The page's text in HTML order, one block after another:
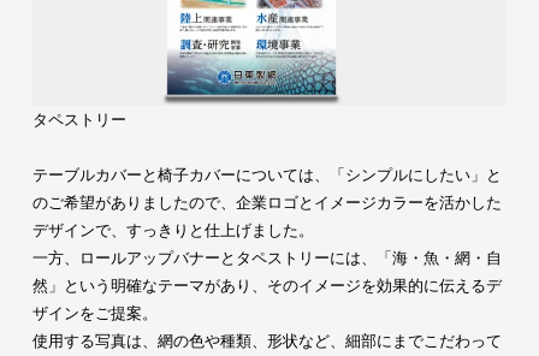
タペストリー
テーブルカバーと椅子カバーについては、「シンプルにしたい」と
のご希望がありましたので、企業ロゴとイメージカラーを活かした
デザインで、すっきりと仕上げました。
一方、ロールアップバナーとタペストリーには、「海・魚・網・自
然」という明確なテーマがあり、そのイメージを効果的に伝えるデ
ザインをご提案。
使用する写真は、網の色や種類、形状など、細部にまでこだわって